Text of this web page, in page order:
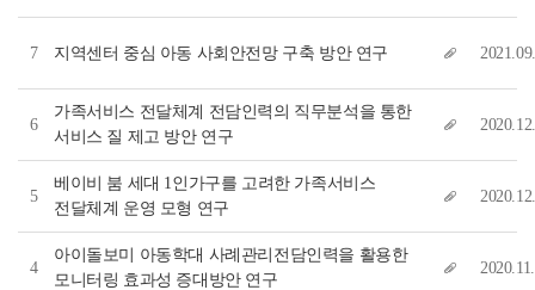
7 지역센터 중심 아동 사회안전망 구축 방안 연구 2021.09.
6
가족서비스 전달체계 전담인력의 직무분석을 통한
서비스 질 제고 방안 연구
2020.12.
5
베이비 붐 세대 1인가구를 고려한 가족서비스
전달체계 운영 모형 연구
2020.12.
4
아이돌보미 아동학대 사례관리전담인력을 활용한
모니터링 효과성 증대방안 연구
2020.11.